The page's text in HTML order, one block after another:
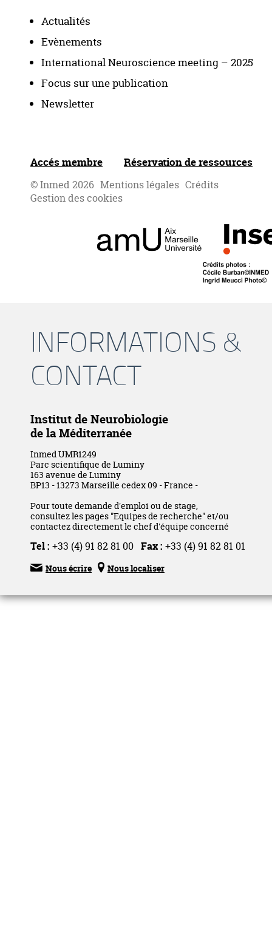
Actualités
Evènements
International Neuroscience meeting – 2025
Focus sur une publication
Newsletter
Accés membre Réservation de ressources
© Inmed 2026 Mentions légales Crédits
Gestion des cookies
INFORMATIONS &
CONTACT
Institut de Neurobiologie
de la Méditerranée
Inmed UMR1249
Parc scientifique de Luminy
163 avenue de Luminy
BP13 - 13273 Marseille cedex 09 - France -
Pour toute demande d'emploi ou de stage,
consultez les pages "Equipes de recherche" et/ou
contactez directement le chef d'équipe concerné
Tel : +33 (4) 91 82 81 00 Fax : +33 (4) 91 82 81 01
 Nous écrire  Nous localiser